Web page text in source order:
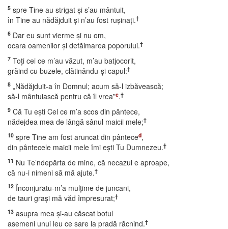
5 spre Tine au strigat şi s’au mântuit,
în Tine au nădăjduit şi n’au fost ruşinaţi.†
6 Dar eu sunt vierme şi nu om,
ocara oamenilor şi defăimarea poporului.†
7 Toţi cei ce m’au văzut, m’au batjocorit,
grăind cu buzele, clătinându-şi capul:†
8 „Nădăjduit-a în Domnul; acum să-l izbăvească;
să-l mântuiască pentru că îl vrea”c.†
9 Că Tu eşti Cel ce m’a scos din pântece,
nădejdea mea de lângă sânul maicii mele;†
10 spre Tine am fost aruncat din pânteced,
din pântecele maicii mele îmi eşti Tu Dumnezeu.†
11 Nu Te’ndepărta de mine, că necazul e aproape,
că nu-i nimeni să mă ajute.†
12 Înconjuratu-m’a mulţime de juncani,
de tauri graşi mă văd împresurat;†
13 asupra mea şi-au căscat botul
asemeni unui leu ce sare la pradă răcnind.†